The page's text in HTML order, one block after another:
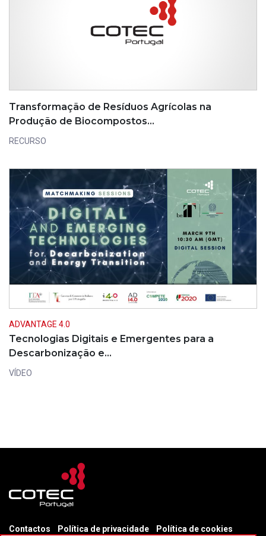
Transformação de Resíduos Agrícolas na
Produção de Biocompostos…
RECURSO
ADVANTAGE 4.0
Tecnologias Digitais e Emergentes para a
Descarbonização e…
VÍDEO
Contactos Política de privacidade Política de cookies